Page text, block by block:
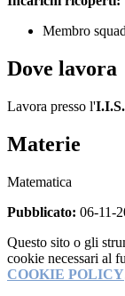
Membro
Dove lavora
Lavora presso l'
Materie
Matematica
Pubblicato: 06-11-
Questo sito o gli
cookie necessari al
COOKIE POLICY